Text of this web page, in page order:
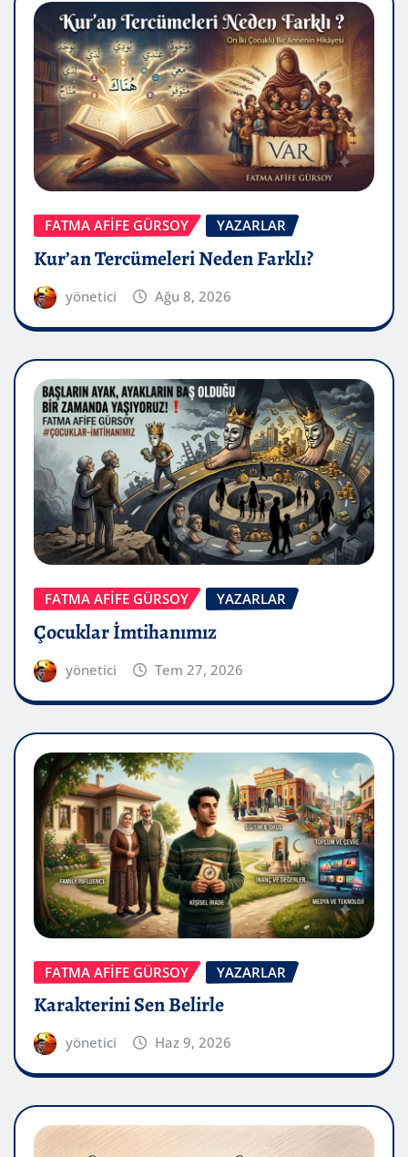
FATMA AFİFE GÜRSOY YAZARLAR
Kur’an Tercümeleri Neden Farklı?
yönetici Ağu 8, 2026
FATMA AFİFE GÜRSOY YAZARLAR
Çocuklar İmtihanımız
yönetici Tem 27, 2026
FATMA AFİFE GÜRSOY YAZARLAR
Karakterini Sen Belirle
yönetici Haz 9, 2026